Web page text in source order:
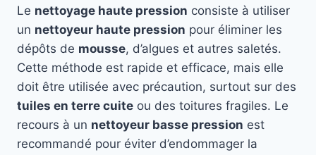
Le nettoyage haute pression consiste à utiliser
un nettoyeur haute pression pour éliminer les
dépôts de mousse, d’algues et autres saletés.
Cette méthode est rapide et efficace, mais elle
doit être utilisée avec précaution, surtout sur des
tuiles en terre cuite ou des toitures fragiles. Le
recours à un nettoyeur basse pression est
recommandé pour éviter d’endommager la